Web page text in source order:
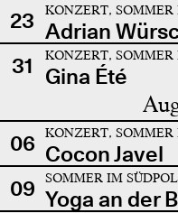
23
KONZERT, SOMMER
Adrian
31
KONZERT, SOMMER
Gina Été
06 KONZERT, SOMMER
Cocon Javel
09
SOMMER IM
Yoga an der